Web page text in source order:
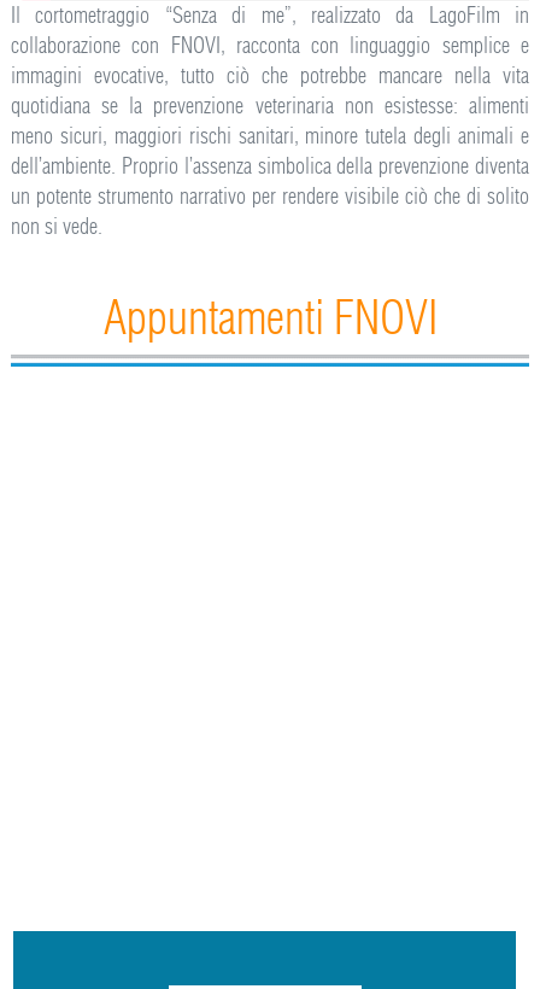
Il cortometraggio “Senza di me”, realizzato da LagoFilm in
collaborazione con FNOVI, racconta con linguaggio semplice e
immagini evocative, tutto ciò che potrebbe mancare nella vita
quotidiana se la prevenzione veterinaria non esistesse: alimenti
meno sicuri, maggiori rischi sanitari, minore tutela degli animali e
dell’ambiente. Proprio l’assenza simbolica della prevenzione diventa
un potente strumento narrativo per rendere visibile ciò che di solito
non si vede.
Appuntamenti FNOVI